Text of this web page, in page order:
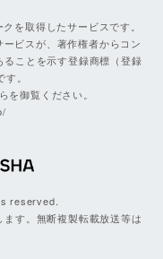
を取得したサービスです。
ビスが、著作権者からコン
ことを示す登録商標（登録
。
を御覧ください。
reserved.
す。無断複製転載放送等は